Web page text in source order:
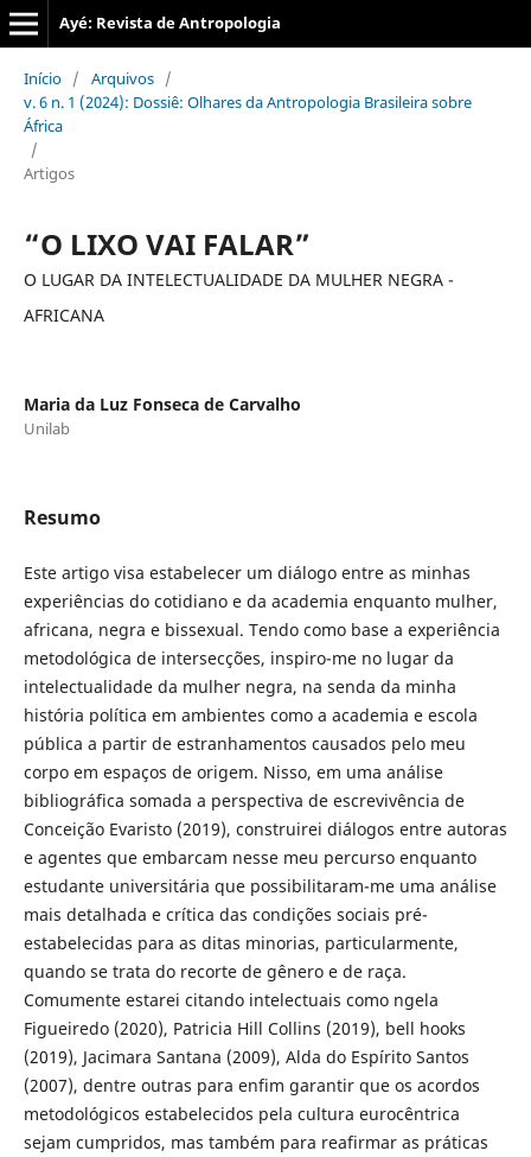
Ayé: Revista de Antropologia
Início / Arquivos /
v. 6 n. 1 (2024): Dossiê: Olhares da Antropologia Brasileira sobre
África
/
Artigos
“O LIXO VAI FALAR”
O LUGAR DA INTELECTUALIDADE DA MULHER NEGRA -
AFRICANA
Maria da Luz Fonseca de Carvalho
Unilab
Resumo
Este artigo visa estabelecer um diálogo entre as minhas
experiências do cotidiano e da academia enquanto mulher,
africana, negra e bissexual. Tendo como base a experiência
metodológica de intersecções, inspiro-me no lugar da
intelectualidade da mulher negra, na senda da minha
história política em ambientes como a academia e escola
pública a partir de estranhamentos causados pelo meu
corpo em espaços de origem. Nisso, em uma análise
bibliográfica somada a perspectiva de escrevivência de
Conceição Evaristo (2019), construirei diálogos entre autoras
e agentes que embarcam nesse meu percurso enquanto
estudante universitária que possibilitaram-me uma análise
mais detalhada e crítica das condições sociais pré-
estabelecidas para as ditas minorias, particularmente,
quando se trata do recorte de gênero e de raça.
Comumente estarei citando intelectuais como ngela
Figueiredo (2020), Patricia Hill Collins (2019), bell hooks
(2019), Jacimara Santana (2009), Alda do Espírito Santos
(2007), dentre outras para enfim garantir que os acordos
metodológicos estabelecidos pela cultura eurocêntrica
sejam cumpridos, mas também para reafirmar as práticas